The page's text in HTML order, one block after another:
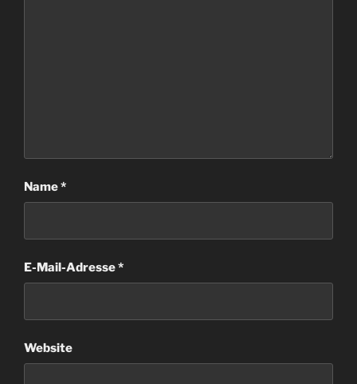
Name*
E-Mail-Adresse*
Website